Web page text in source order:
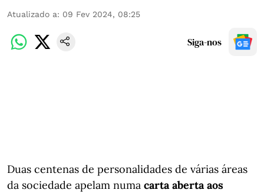
Atualizado a: 09 Fev 2024, 08:25
Siga-nos
Duas centenas de personalidades de várias áreas
da sociedade apelam numa carta aberta aos